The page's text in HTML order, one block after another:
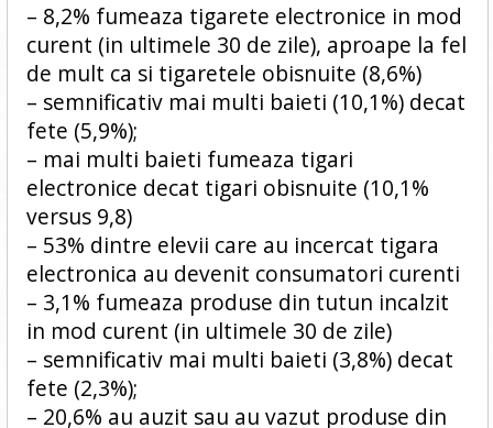
– 8,2% fumeaza tigarete electronice in mod
curent (in ultimele 30 de zile), aproape la fel
de mult ca si tigaretele obisnuite (8,6%)
– semnificativ mai multi baieti (10,1%) decat
fete (5,9%);
– mai multi baieti fumeaza tigari
electronice decat tigari obisnuite (10,1%
versus 9,8)
– 53% dintre elevii care au incercat tigara
electronica au devenit consumatori curenti
– 3,1% fumeaza produse din tutun incalzit
in mod curent (in ultimele 30 de zile)
– semnificativ mai multi baieti (3,8%) decat
fete (2,3%);
– 20,6% au auzit sau au vazut produse din